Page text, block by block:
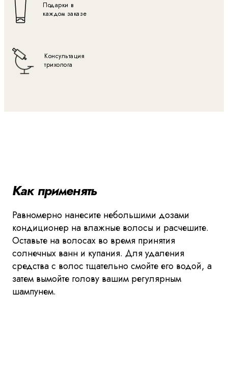
Подарки в
каждом заказе
Консультация
трихолога
Как применять
Равномерно нанесите небольшими дозами
кондиционер на влажные волосы и расчешите.
Оставьте на волосах во время принятия
солнечных ванн и купания. Для удаления
средства с волос тщательно смойте его водой, а
затем вымойте голову вашим регулярным
шампунем.